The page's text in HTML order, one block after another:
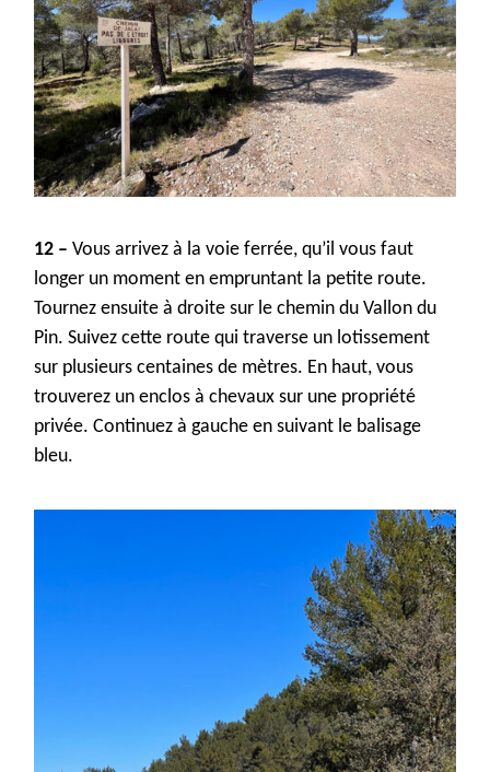
12 – Vous arrivez à la voie ferrée, qu’il vous faut
longer un moment en empruntant la petite route.
Tournez ensuite à droite sur le chemin du Vallon du
Pin. Suivez cette route qui traverse un lotissement
sur plusieurs centaines de mètres. En haut, vous
trouverez un enclos à chevaux sur une propriété
privée. Continuez à gauche en suivant le balisage
bleu.